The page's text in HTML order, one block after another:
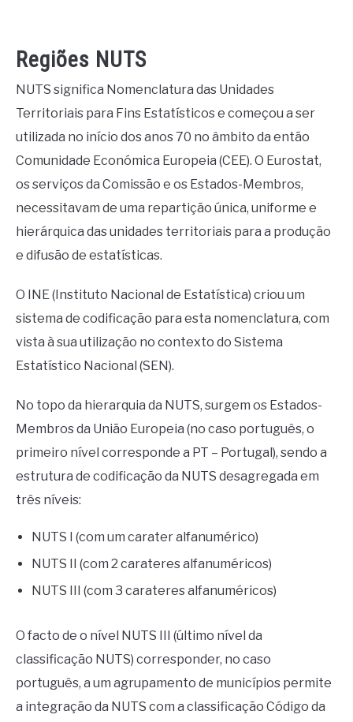
Regiões NUTS
NUTS significa Nomenclatura das Unidades
Territoriais para Fins Estatísticos e começou a ser
utilizada no início dos anos 70 no âmbito da então
Comunidade Económica Europeia (CEE). O Eurostat,
os serviços da Comissão e os Estados-Membros,
necessitavam de uma repartição única, uniforme e
hierárquica das unidades territoriais para a produção
e difusão de estatísticas.
O INE (Instituto Nacional de Estatística) criou um
sistema de codificação para esta nomenclatura, com
vista à sua utilização no contexto do Sistema
Estatístico Nacional (SEN).
No topo da hierarquia da NUTS, surgem os Estados-
Membros da União Europeia (no caso português, o
primeiro nível corresponde a PT – Portugal), sendo a
estrutura de codificação da NUTS desagregada em
três níveis:
NUTS I (com um carater alfanumérico)
NUTS II (com 2 carateres alfanuméricos)
NUTS III (com 3 carateres alfanuméricos)
O facto de o nível NUTS III (último nível da
classificação NUTS) corresponder, no caso
português, a um agrupamento de municípios permite
a integração da NUTS com a classificação Código da